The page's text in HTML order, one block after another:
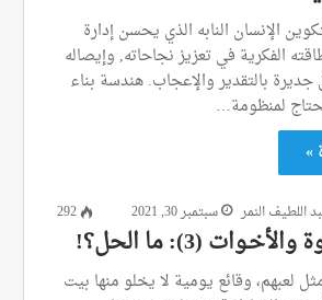
الإنسان النابه الذي يحسن إدارة
الفكرية في تعزيز نجاحاته, وإيصاله
بالتقدير والإعجاب. هندسة بناء
لمنظومة…
»
اللطيف النمر سبتمبر 30, 2021 292
(3): ما الحل؟!
لعبهم، وقائع يومية لا يخلو منها بيت